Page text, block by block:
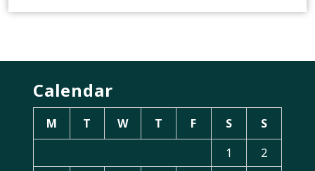
Calendar
M T W T F S
S
1
2